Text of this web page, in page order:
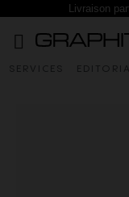
Livraison
SERVICES